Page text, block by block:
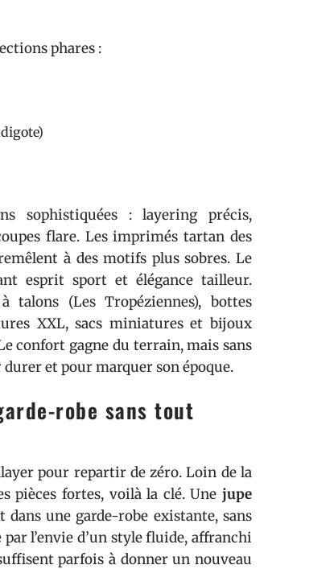
phares :
sophistiquées : layering précis,
flare. Les imprimés tartan des
à des motifs plus sobres. Le
esprit sport et élégance tailleur.
talons (Les Tropéziennes), bottes
XXL, sacs miniatures et bijoux
confort gagne du terrain, mais sans
et pour marquer son époque.
robe sans tout
pour repartir de zéro. Loin de la
pièces fortes, voilà la clé. Unejupe
une garde-robe existante, sans
l’envie d’un style fluide, affranchi
parfois à donner un nouveau